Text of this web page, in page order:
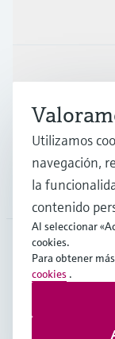
Soporte
Compañía
COL•
Copyright ©
Utilizamos
navegación,
la
contenido
Al seleccionar
cookies.
Para obtener
cookies .